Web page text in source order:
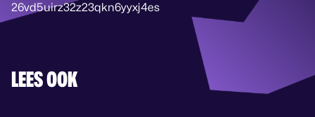
26vd5uirz32z23qkn6yyxj4es
LEES OOK